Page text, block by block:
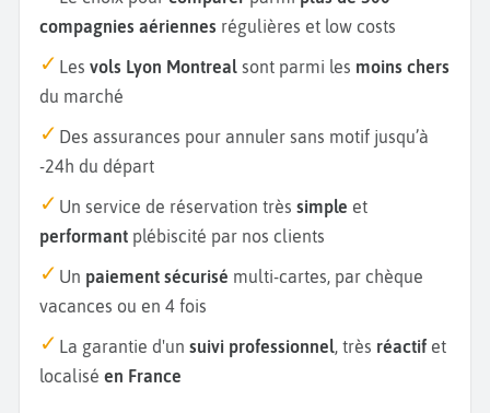
compagnies aériennes régulières et low costs
Les vols Lyon Montreal sont parmi les moins chers
du marché
Des assurances pour annuler sans motif jusqu’à
-24h du départ
Un service de réservation très simple et
performant plébiscité par nos clients
Un paiement sécurisé multi-cartes, par chèque
vacances ou en 4 fois
La garantie d'un suivi professionnel, très réactif et
localisé en France